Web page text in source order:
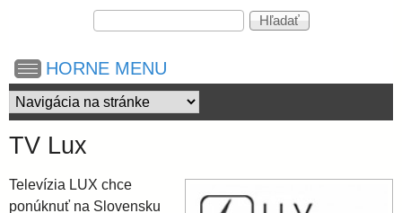
t
i
s
V
y
ľ
a
d
n
H
ľ
d
a
ť
HORNE MENU
TV Lux
Televízia LUX chce
ponúknuť na Slovensku